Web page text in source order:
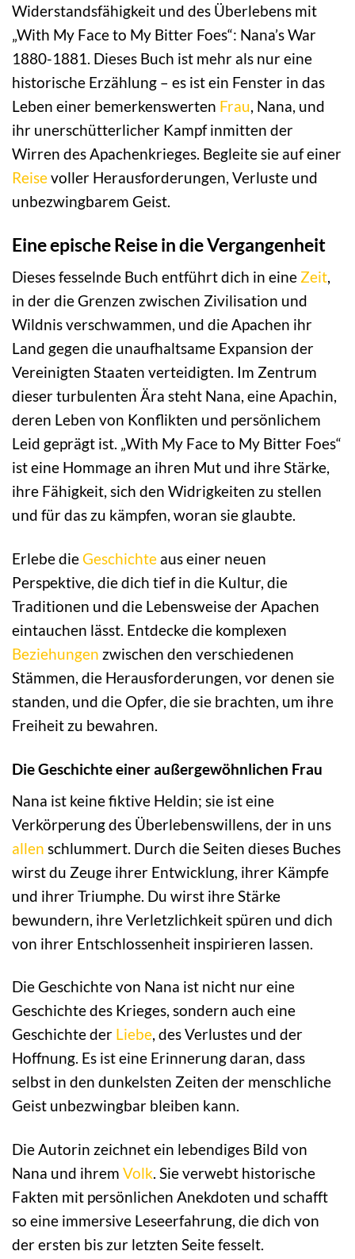
Widerstandsfähigkeit und des Überlebens mit
„With My Face to My Bitter Foes“: Nana’s War
1880-1881. Dieses Buch ist mehr als nur eine
historische Erzählung – es ist ein Fenster in das
Leben einer bemerkenswerten Frau , Nana, und
ihr unerschütterlicher Kampf inmitten der
Wirren des Apachenkrieges. Begleite sie auf einer
Reisevoller Herausforderungen, Verluste und
unbezwingbarem Geist.
Eine epische Reise in die Vergangenheit
Dieses fesselnde Buch entführt dich in eine Zeit,
in der die Grenzen zwischen Zivilisation und
Wildnis verschwammen, und die Apachen ihr
Land gegen die unaufhaltsame Expansion der
Vereinigten Staaten verteidigten. Im Zentrum
dieser turbulenten Ära steht Nana, eine Apachin,
deren Leben von Konflikten und persönlichem
Leid geprägt ist. „With My Face to My Bitter Foes“
ist eine Hommage an ihren Mut und ihre Stärke,
ihre Fähigkeit, sich den Widrigkeiten zu stellen
und für das zu kämpfen, woran sie glaubte.
Erlebe dieGeschichte aus einer neuen
Perspektive, die dich tief in die Kultur, die
Traditionen und die Lebensweise der Apachen
eintauchen lässt. Entdecke die komplexen
Beziehungen zwischen den verschiedenen
Stämmen, die Herausforderungen, vor denen sie
standen, und die Opfer, die sie brachten, um ihre
Freiheit zu bewahren.
Die Geschichte einer außergewöhnlichen Frau
Nana ist keine fiktive Heldin; sie ist eine
Verkörperung des Überlebenswillens, der in uns
allen schlummert. Durch die Seiten dieses Buches
wirst du Zeuge ihrer Entwicklung, ihrer Kämpfe
und ihrer Triumphe. Du wirst ihre Stärke
bewundern, ihre Verletzlichkeit spüren und dich
von ihrer Entschlossenheit inspirieren lassen.
Die Geschichte von Nana ist nicht nur eine
Geschichte des Krieges, sondern auch eine
Geschichte der Liebe, des Verlustes und der
Hoffnung. Es ist eine Erinnerung daran, dass
selbst in den dunkelsten Zeiten der menschliche
Geist unbezwingbar bleiben kann.
Die Autorin zeichnet ein lebendiges Bild von
Nana und ihrem Volk. Sie verwebt historische
Fakten mit persönlichen Anekdoten und schafft
so eine immersive Leseerfahrung, die dich von
der ersten bis zur letzten Seite fesselt.